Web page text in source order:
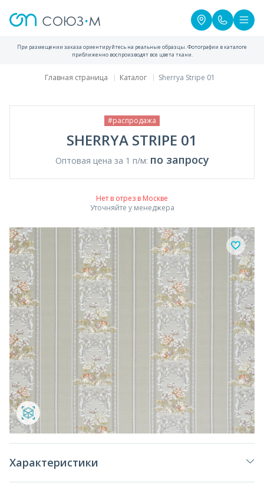
При размещении заказа ориентируйтесь на реальные образцы. Фотографии в каталоге
приближенно воспроизводят все цвета ткани.
Главная страница Каталог Sherrya Stripe 01
#распродажа
SHERRYA STRIPE 01
Оптовая цена за 1 п/м: по запросу
Нет в отрез в Москве
Уточняйте у менеджера
Характеристики